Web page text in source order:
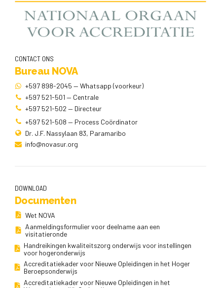
CONTACT ONS
Bureau NOVA
+597 898-2045 — Whatsapp (voorkeur)
+597 521-501 — Centrale
+597 521-502 — Directeur
+597 521-508 — Process Coördinator
Dr. J.F. Nassylaan 83, Paramaribo
info@novasur.org
DOWNLOAD
Documenten
Wet NOVA
Aanmeldingsformulier voor deelname aan een
visitatieronde
Handreikingen kwaliteitszorg onderwijs voor instellingen
voor hogeronderwijs
Accreditatiekader voor Nieuwe Opleidingen in het Hoger
Beroepsonderwijs
Accreditatiekader voor Nieuwe Opleidingen in het